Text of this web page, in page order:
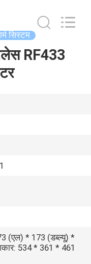
सिस्टम
RF433
(एल) * 173 (डब्ल्यू) *
534 * 361 * 461